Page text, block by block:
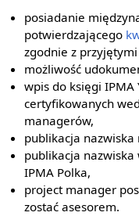
posiadanie
potwierdzającego
zgodnie z
możliwość
wpis do księgi
certyfikowanych
managerów,
publikacja nazwiska
publikacja nazwiska
IPMA Polka,
project manager
zostać asesorem.